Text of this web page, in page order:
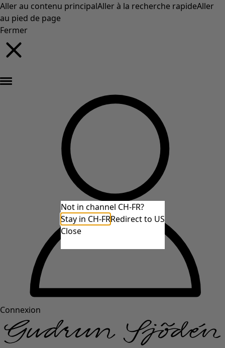
Aller au contenu principalAller à la recherche rapideAller
au pied de page
Fermer
Connexion
Not in channel CH-FR?
Stay in CH-FRRedirect to US
Close